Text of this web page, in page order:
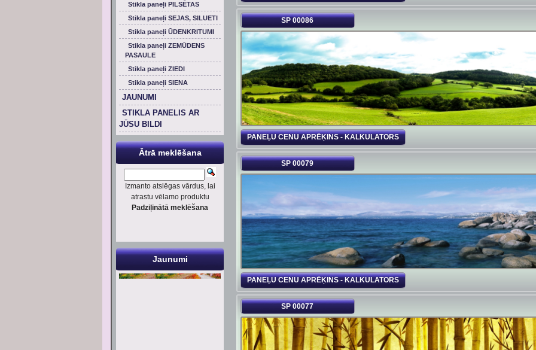
SP 00086
PANEĻU CENU APRĒĶINS - KALKULATORS
SP 00079
PANEĻU CENU APRĒĶINS - KALKULATORS
SP 00077
Stikla paneļi PILSĒTAS
Stikla paneļi SEJAS, SILUETI
Stikla paneļi ŪDENKRITUMI
Stikla paneļi ZEMŪDENS
PASAULE
Stikla paneļi ZIEDI
Stikla paneļi SIENA
JAUNUMI
STIKLA PANELIS AR
JŪSU BILDI
Ātrā meklēšana
Izmanto atslēgas vārdus, lai
atrastu vēlamo produktu
Padziļinātā meklēšana
Jaunumi